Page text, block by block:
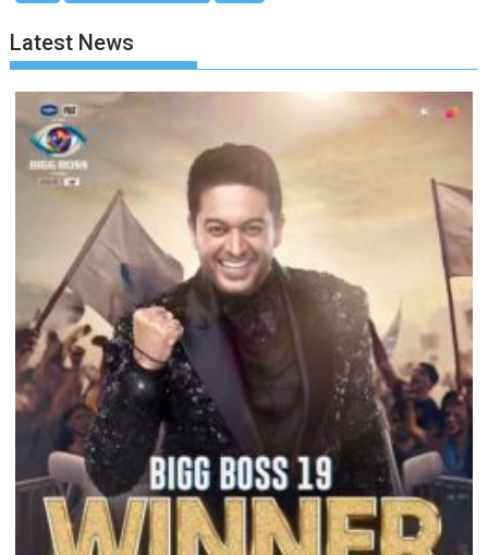
Latest News